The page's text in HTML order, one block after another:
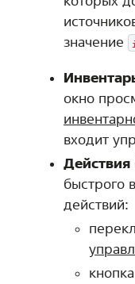
значение
окно
входит
Действия
быстрого
действий: